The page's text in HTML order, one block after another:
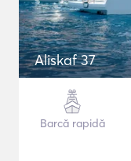
Aliskaf 37
Barcă rapidă